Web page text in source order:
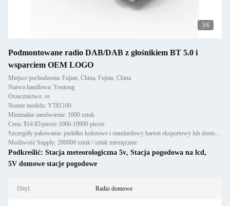
4/6
Podmontowane radio DAB/DAB z głośnikiem BT 5.0 i
wsparciem OEM LOGO
Miejsce pochodzenia: Fujian, China, Fujian, China
Nazwa handlowa: Youtong
Orzecznictwo: ce
Numer modelu: YT81100
Minimalne zamówienie: 1000 sztuk
Cena: $14.85/pieces 1000-19999 pieces
Szczegóły pakowania: pudełko kolorowe i standardowy karton eksportowy lub dostosowany
Możliwość Supply: 200000 sztuk / sztuk miesięcznie
Podkreślić: Stacja meteorologiczna 5v, Stacja pogodowa na lcd,
5V domowe stacje pogodowe
1Styl: Radio domowe